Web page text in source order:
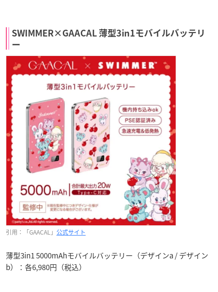
SWIMMER×GAACAL 薄型3in1モバイルバッテリ
ー
引用：「GAACAL」 公式サイト
薄型3in1 5000mAhモバイルバッテリー（デザインa / デザイン
b）：各6,980円（税込）